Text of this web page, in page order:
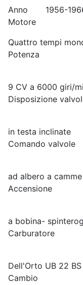
Anno 1956-
Motore
Quattro tempi
Potenza
9 CV a 6000 giri/
Disposizione
in testa inclinate
Comando valvole
ad albero a camme
Accensione
a bobina-
Carburatore
Dell'Orto UB 22
Cambio